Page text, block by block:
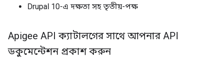
Drupal 10-এ দক্ষতা সহ তৃতীয়-পক্ষ
Apigee API ক্যাটালগের সাথে আপনার API
ডকুমেন্টেশন প্রকাশ করুন